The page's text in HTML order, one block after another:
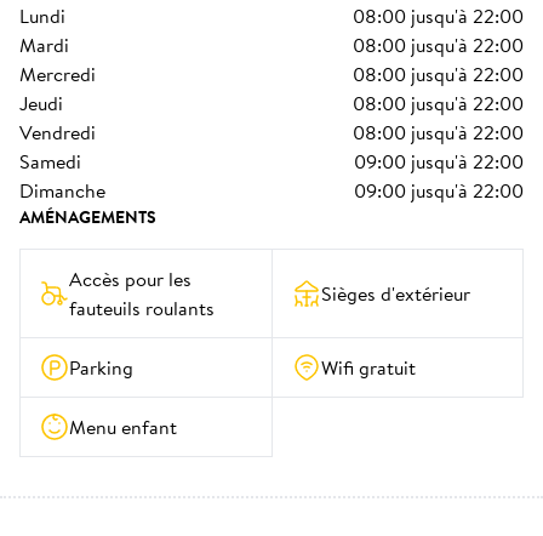
lundi 08:00 jusqu'à 22:00
mardi
08:00 jusqu'à 22:00
mercredi
08:00 jusqu'à 22:00
jeudi
08:00 jusqu'à 22:00
vendredi
08:00 jusqu'à 22:00
samedi
09:00 jusqu'à 22:00
dimanche
09:00 jusqu'à 22:00
AMÉNAGEMENTS
Accès pour les
fauteuils roulants
Sièges d'extérieur
Parking Wifi gratuit
Menu enfant